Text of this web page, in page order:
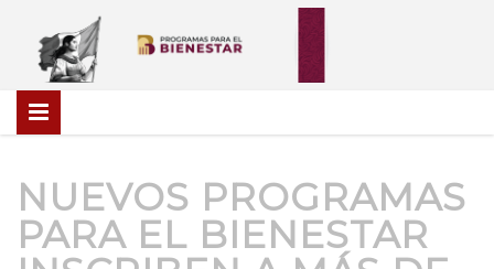
NUEVOS PROGRAMAS
PARA EL BIENESTAR